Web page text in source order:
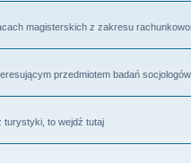
magisterskich z zakresu
przedmiotem badań socjologów
turystyki, to wejdź tutaj